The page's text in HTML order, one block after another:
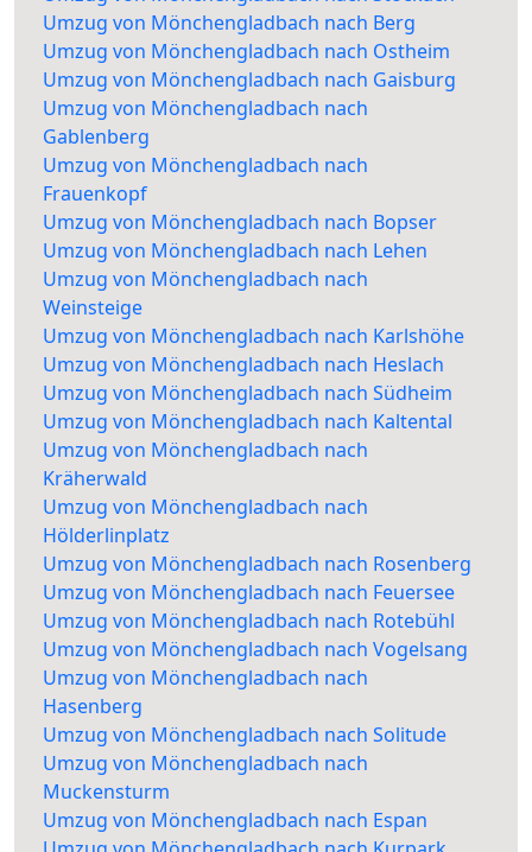
Umzug von Mönchengladbach nach Berg
Umzug von Mönchengladbach nach Ostheim
Umzug von Mönchengladbach nach Gaisburg
Umzug von Mönchengladbach nach
Gablenberg
Umzug von Mönchengladbach nach
Frauenkopf
Umzug von Mönchengladbach nach Bopser
Umzug von Mönchengladbach nach Lehen
Umzug von Mönchengladbach nach
Weinsteige
Umzug von Mönchengladbach nach Karlshöhe
Umzug von Mönchengladbach nach Heslach
Umzug von Mönchengladbach nach Südheim
Umzug von Mönchengladbach nach Kaltental
Umzug von Mönchengladbach nach
Kräherwald
Umzug von Mönchengladbach nach
Hölderlinplatz
Umzug von Mönchengladbach nach Rosenberg
Umzug von Mönchengladbach nach Feuersee
Umzug von Mönchengladbach nach Rotebühl
Umzug von Mönchengladbach nach Vogelsang
Umzug von Mönchengladbach nach
Hasenberg
Umzug von Mönchengladbach nach Solitude
Umzug von Mönchengladbach nach
Muckensturm
Umzug von Mönchengladbach nach Espan